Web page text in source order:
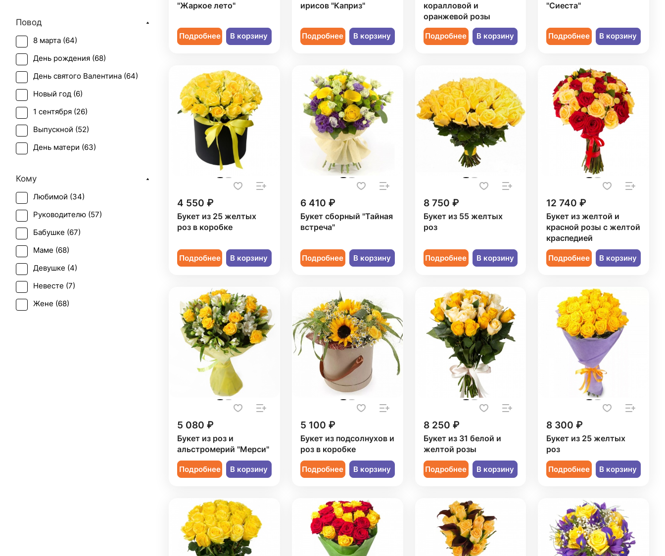
"Жаркое лето"
Подробнее В корзину
ирисов "Каприз"
Подробнее В корзину
коралловой и
оранжевой розы
Подробнее В корзину
"Сиеста"
Подробнее В корзину
4 550 ₽
Букет из 25 желтых
роз в коробке
Подробнее В корзину
6 410 ₽
Букет сборный "Тайная
встреча"
Подробнее В корзину
8 750 ₽
Букет из 55 желтых
роз
Подробнее В корзину
12 740 ₽
Букет из желтой и
красной розы с желтой
краспедией
Подробнее В корзину
5 080 ₽
Букет из роз и
альстромерий "Мерси"
Подробнее В корзину
5 100 ₽
Букет из подсолнухов и
роз в коробке
Подробнее В корзину
8 250 ₽
Букет из 31 белой и
желтой розы
Подробнее В корзину
8 300 ₽
Букет из 25 желтых
роз
Подробнее В корзину
Роза кустовая (
Танацетум (
Тюльпан (1)
Хризантема (3)
Эустома (1 )
Повод
8 марта (64)
День рождения (68)
День святого Валентина (64)
Новый год (6)
1 сентября (26)
Выпускной (52)
День матери (63)
Пасха (
Первое свидание (
Последний звонок (
Рождение ребенка (
Рождество (
Татьянин день (
Юбилей (44
Кому
Любимой (34)
Руководителю (57)
Бабушке (67)
Маме (68)
Девушке (4)
Невесте (7)
Жене (68)